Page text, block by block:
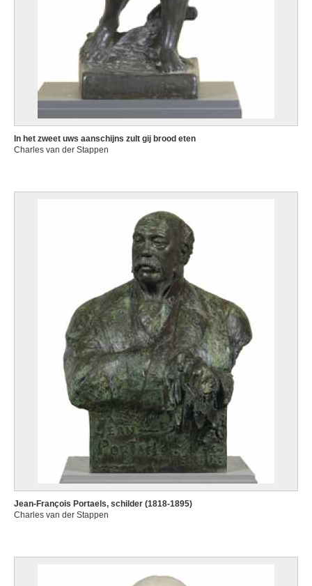
In het zweet uws aanschijns zult gij brood eten
Charles van der Stappen
Jean-François Portaels, schilder (1818-1895)
Charles van der Stappen